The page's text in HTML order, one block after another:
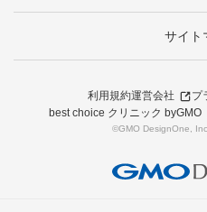
サイト
利用規約運営会社
プ
best choice クリニック byGMO
©GMO DesignOne,